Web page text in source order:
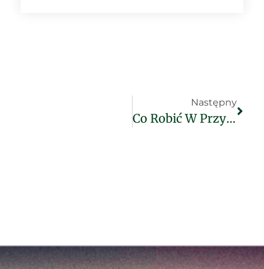
Następny
Co Robić W Przypadku Kontroli Skarbowej Lub Podatkowej?